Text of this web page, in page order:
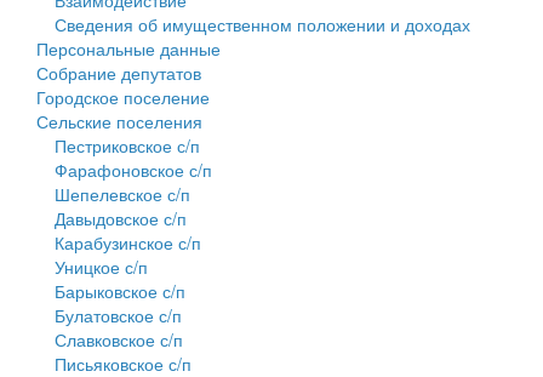
Сведения об имущественном положении и доходах
Персональные данные
Собрание депутатов
Городское поселение
Сельские поселения
Пестриковское с/п
Фарафоновское с/п
Шепелевское с/п
Давыдовское с/п
Карабузинское с/п
Уницкое с/п
Барыковское с/п
Булатовское с/п
Славковское с/п
Письяковское с/п